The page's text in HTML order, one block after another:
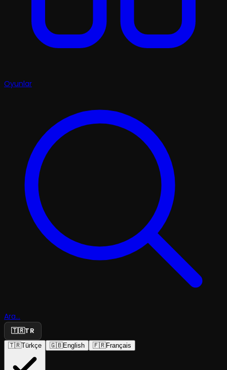
Oyunlar
Ara...
🇹🇷TR
🇹🇷Türkçe 🇬🇧English 🇫🇷Français